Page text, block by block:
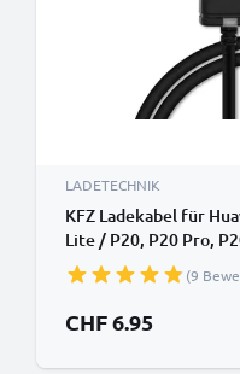
LADETECHNIK
KFZ Ladekabel für
Lite / P20, P20 Pro,
30, Mate 30 Pro /
2.4A Auto Ladegerät
(9
CHF 6.95